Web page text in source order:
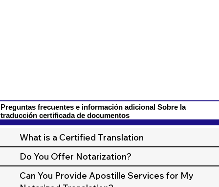
Preguntas frecuentes e información adicional Sobre la
traducción certificada de documentos
What is a Certified Translation
Do You Offer Notarization?
Can You Provide Apostille Services for My